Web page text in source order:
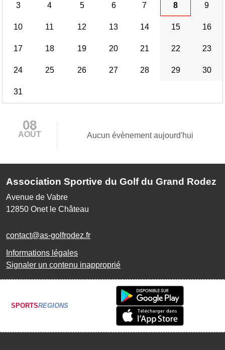
3 4 5 6 7 8 9
10 11 12 13 14 15 16
17 18 19 20 21 22 23
24 25 26 27 28 29 30
31
08
AOÛT Aucun évènement aujourd'hui
Association Sportive du Golf du Grand Rodez
Avenue de Vabre
12850 Onet le Château
contact@as-golfrodez.fr
Informations légales
Signaler un contenu inapproprié
SPORTSREGIONS